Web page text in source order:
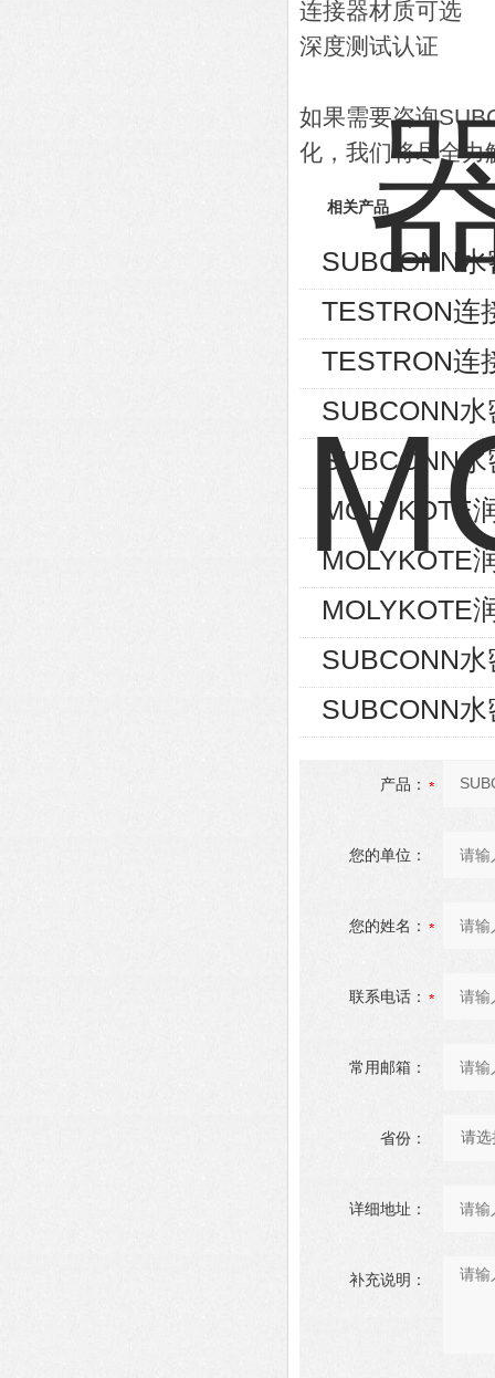
连接器材质可选
深度测试认证
如果需要咨询
化，我们将尽全力
相关产品
SUBCONN
TESTRON连
TESTRON连
SUBCONN
SUBCONN
MOLYKOTE
MOLYKOTE
MOLYKOTE
SUBCONN
SUBCONN
产品：
您的单位：
您的姓名：
联系电话：
常用邮箱：
省份：
详细地址：
补充说明：